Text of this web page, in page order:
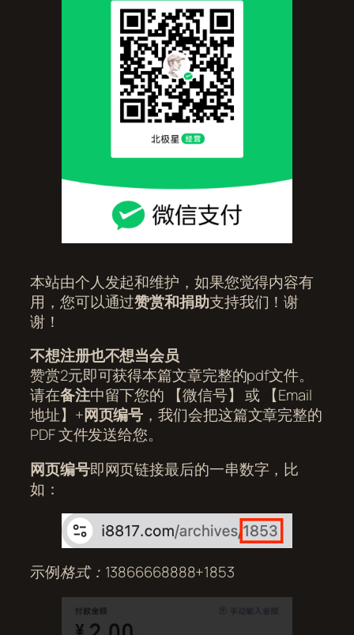
本站由个人发起和维护，如果您觉得内容有
用，您可以通过赞赏和捐助支持我们！谢
谢！
不想注册也不想当会员
赞赏2元即可获得本篇文章完整的pdf文件。
请在备注中留下您的 【微信号】 或 【Email
地址】+网页编号 ，我们会把这篇文章完整的
PDF 文件发送给您。
网页编号即网页链接最后的一串数字，比
如：
示例格式：13866668888+1853